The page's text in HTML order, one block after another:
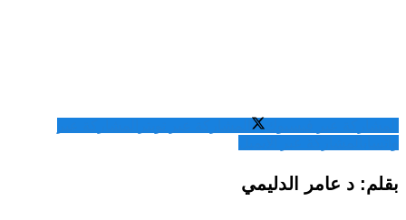
بقلم: د عامر الدليمي